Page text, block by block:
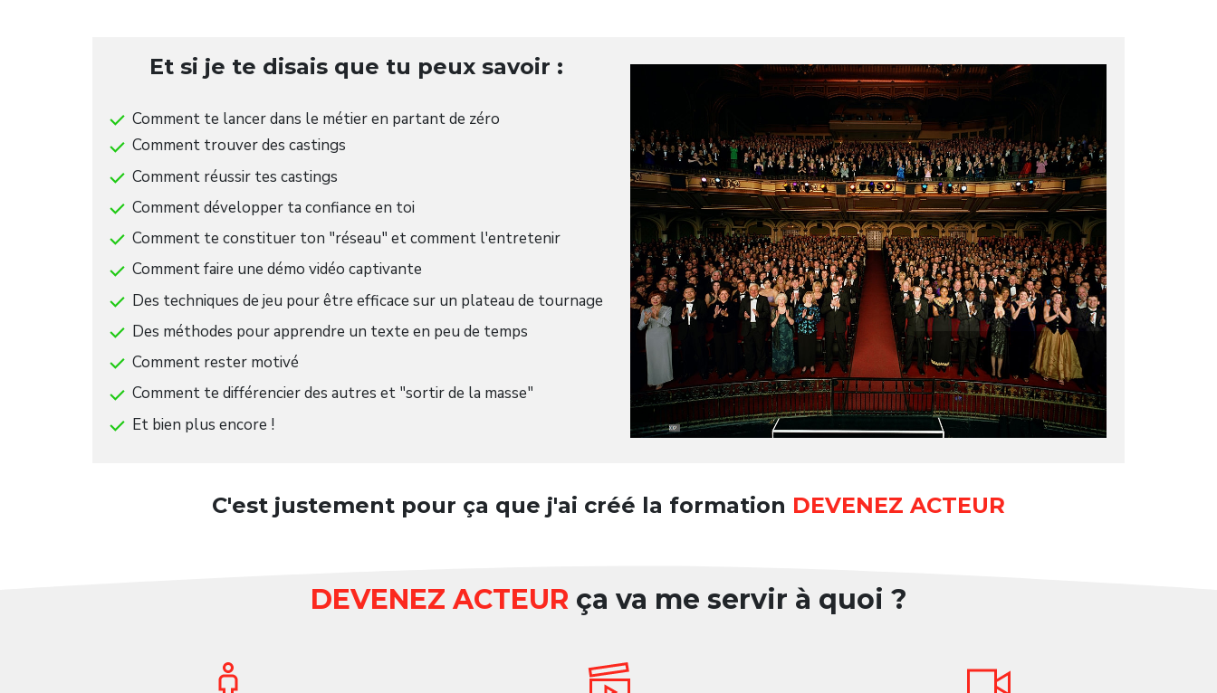
Et si je te disais que tu peux savoir :
Comment te lancer dans le métier en partant de zéro
Comment trouver des castings
Comment réussir tes castings
Comment développer ta confiance en toi
Comment te constituer ton "réseau" et comment l'entretenir
Comment faire une démo vidéo captivante
Des techniques de jeu pour être efficace sur un plateau de tournage
Des méthodes pour apprendre un texte en peu de temps
Comment rester motivé
Comment te différencier des autres et "sortir de la masse"
Et bien plus encore !
C'est justement pour ça que j'ai créé la formation DEVENEZ ACTEUR
DEVENEZ ACTEURça va me servir à quoi ?